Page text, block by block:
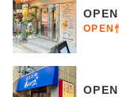
OPEN